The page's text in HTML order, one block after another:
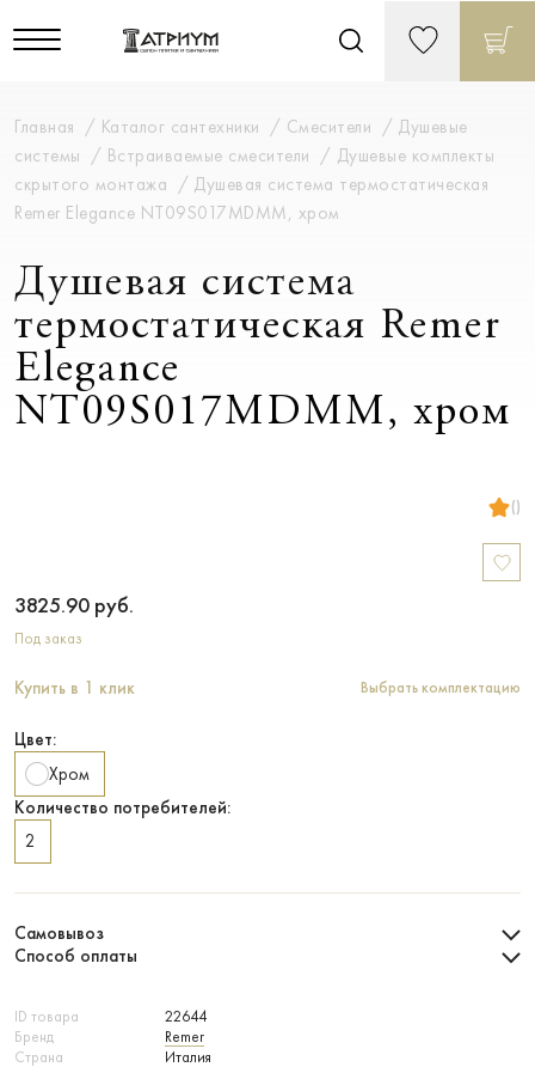
Главная Каталог сантехники Смесители
Душевые
системы
Встраиваемые смесители
Душевые комплекты
скрытого монтажа
Душевая система термостатическая
Remer Elegance NT09S017MDMM, хром
Душевая система
термостатическая Remer
Elegance
NT09S017MDMM, хром
()
ID товара
22644
Бренд
Remer
Страна
Италия
3825.90 руб.
Под заказ
Купить в 1 клик Выбрать комплектацию
Цвет:
Хром
Количество потребителей:
2
Самовывоз
Способ оплаты